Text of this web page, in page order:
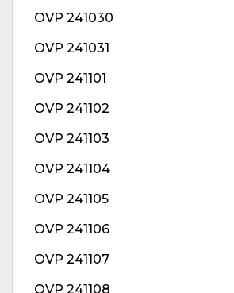
OVP 241030
OVP 241031
OVP 241101
OVP 241102
OVP 241103
OVP 241104
OVP 241105
OVP 241106
OVP 241107
OVP 241108